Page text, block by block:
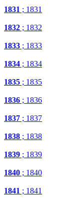
1831 ; 1831
1832 ; 1832
1833 ; 1833
1834 ; 1834
1835 ; 1835
1836 ; 1836
1837 ; 1837
1838 ; 1838
1839 ; 1839
1840 ; 1840
1841 ; 1841